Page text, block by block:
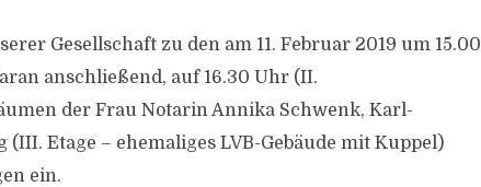
Gesellschaft zu den am 11. Februar 2019 um 15.00
anschließend, auf 16.30 Uhr (II.
der Frau Notarin Annika Schwenk, Karl-
(III. Etage – ehemaliges LVB-Gebäude mit Kuppel)
ein.